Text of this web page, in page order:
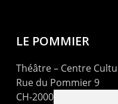
LE POMMIER
Théâtre – Centre
Rue du Pommier 9
CH-2000 Neuchâtel